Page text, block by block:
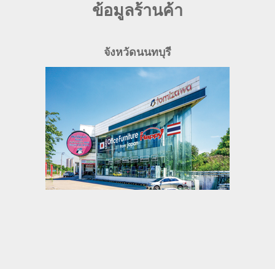
ข้อมูลร้านค้า
จังหวัดนนทบุรี